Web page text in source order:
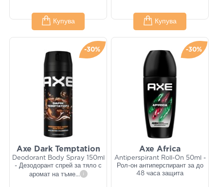
Купува Купува
-30%
Axe Dark Temptation
Deodorant Body Spray 150ml
- Дезодорант спрей за тяло с
аромат на тъме... i
-30%
Axe Africa
Antiperspirant Roll-On 50ml -
Рол-он антиперспирант за до
48 часа защита